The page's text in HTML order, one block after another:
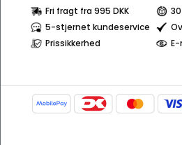
Fri fragt fra 995 DKK
5-stjernet kundeservice
Prissikkerhed